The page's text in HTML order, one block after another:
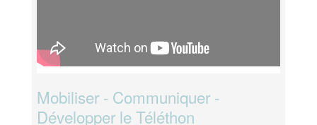
Mobiliser - Communiquer -
Développer le Téléthon